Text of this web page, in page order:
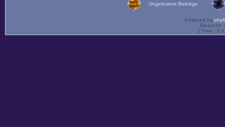
Ungelesene Beiträge
Powered by
Deutsche
[ Time :